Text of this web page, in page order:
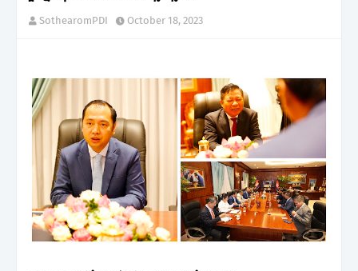
SothearomPDI October 18, 2023